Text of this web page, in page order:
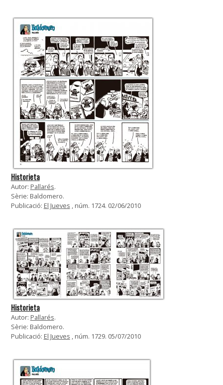
Historieta
Autor: Pallarés.
Sèrie: Baldomero.
Publicació: El Jueves , núm. 1724. 02/06/2010
Historieta
Autor: Pallarés.
Sèrie: Baldomero.
Publicació: El Jueves , núm. 1729. 05/07/2010